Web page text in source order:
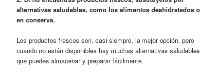
alternativas saludables, como los alimentos deshidratados o
en conserva.
Los productos frescos son, casi siempre, la mejor opción, pero
cuando no están disponibles hay muchas alternativas saludables
que puedes almacenar y preparar fácilmente.